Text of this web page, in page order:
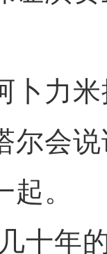
力米
尔会
。
年的